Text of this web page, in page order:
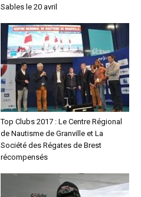
Sables le 20 avril
Top Clubs 2017 : Le Centre Régional
de Nautisme de Granville et La
Société des Régates de Brest
récompensés